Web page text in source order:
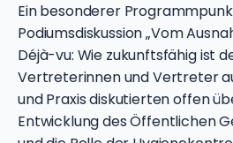
Ein besonderer
Podiumsdiskussion „Vom
Déjà-vu: Wie zukunftsfähig ist
Vertreterinnen und Vertreter
und Praxis diskutierten offen
Entwicklung des Öffentlichen